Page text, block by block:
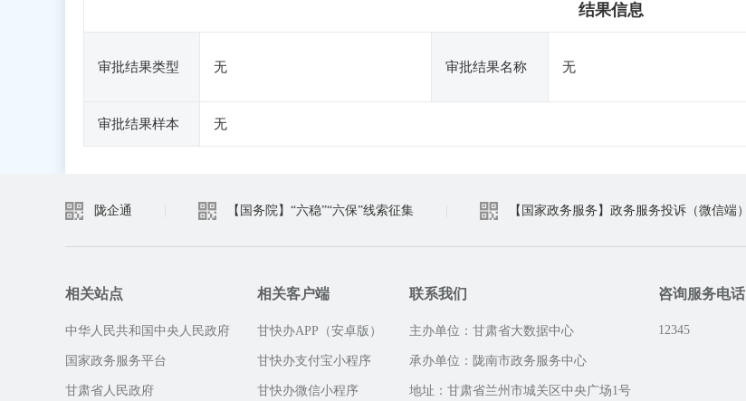
结果信息
审批结果类型 无 审批结果名称 无
审批结果样本 无
陇企通 【国务院】“六稳”“六保”线索征集 【国家政务服务】政务服务投诉（微信端）
相关站点
中华人民共和国中央人民政府
国家政务服务平台
甘肃省人民政府
相关客户端
甘快办APP（安卓版）
甘快办支付宝小程序
甘快办微信小程序
联系我们
主办单位：甘肃省大数据中心
承办单位：陇南市政务服务中心
地址：甘肃省兰州市城关区中央广场1号
咨询服务电话
12345